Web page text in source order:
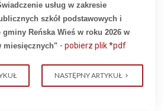
usług w zakresie
szkół podstawowych i
Reńska Wieś w roku 2026 w
miesięcznych" - pobierz plik *pdf
NASTĘPNY ARTYKUŁ